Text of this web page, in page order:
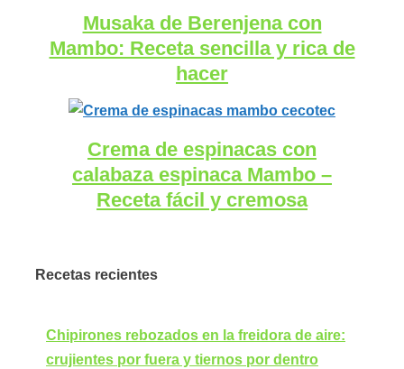
Musaka de Berenjena con
Mambo: Receta sencilla y rica de
hacer
Crema de espinacas con
calabaza espinaca Mambo –
Receta fácil y cremosa
Recetas recientes
Chipirones rebozados en la freidora de aire:
crujientes por fuera y tiernos por dentro